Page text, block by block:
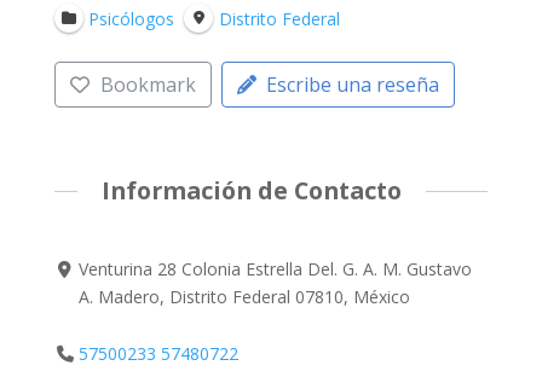
Psicólogos
Distrito Federal
Bookmark Escribe una reseña
Información de Contacto
Venturina 28 Colonia Estrella Del. G. A. M. Gustavo
A. Madero, Distrito Federal 07810, México
57500233 57480722